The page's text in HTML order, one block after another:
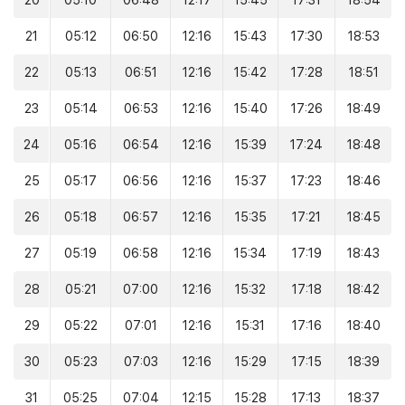
21 05:12 06:50 12:16 15:43 17:30 18:53
22 05:13 06:51 12:16 15:42 17:28 18:51
23 05:14 06:53 12:16 15:40 17:26 18:49
24 05:16 06:54 12:16 15:39 17:24 18:48
25 05:17 06:56 12:16 15:37 17:23 18:46
26 05:18 06:57 12:16 15:35 17:21 18:45
27 05:19 06:58 12:16 15:34 17:19 18:43
28 05:21 07:00 12:16 15:32 17:18 18:42
29 05:22 07:01 12:16 15:31 17:16 18:40
30 05:23 07:03 12:16 15:29 17:15 18:39
31 05:25 07:04 12:15 15:28 17:13 18:37